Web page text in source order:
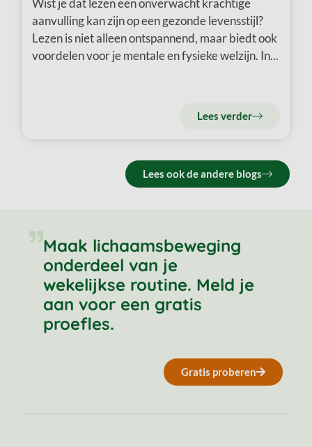
Wist je dat lezen een onverwacht krachtige
aanvulling kan zijn op een gezonde levensstijl?
Lezen is niet alleen ontspannend, maar biedt ook
voordelen voor je mentale en fysieke welzijn. In...
Lees verder
Lees ook de andere blogs
Maak lichaamsbeweging
onderdeel van je
wekelijkse routine. Meld je
aan voor een gratis
proefles.
Gratis proberen